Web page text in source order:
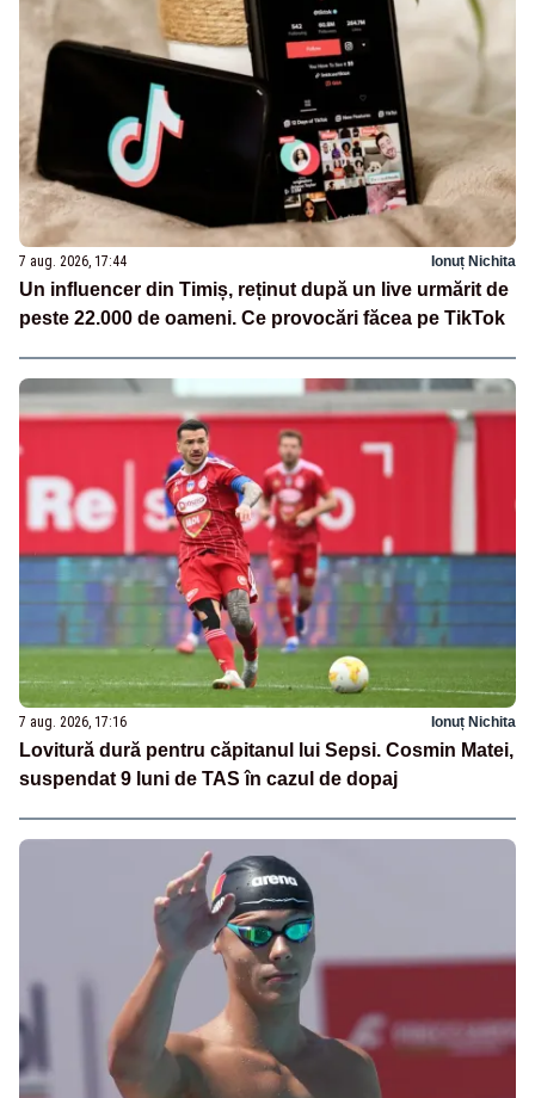
7 aug. 2026, 17:44 Ionuț Nichita
Un influencer din Timiș, reținut după un live urmărit de
peste 22.000 de oameni. Ce provocări făcea pe TikTok
7 aug. 2026, 17:16 Ionuț Nichita
Lovitură dură pentru căpitanul lui Sepsi. Cosmin Matei,
suspendat 9 luni de TAS în cazul de dopaj